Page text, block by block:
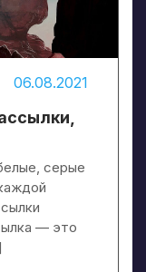
06.08.2021
серые
— это